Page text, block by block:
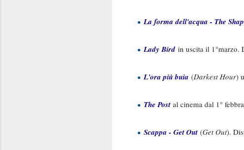
La forma dell'acqua - The
Lady Bird in uscita il 1°marzo.
L'ora più buia (Darkest Hour)
The Postal cinema dal 1°
Scappa - Get Out(Get Out).